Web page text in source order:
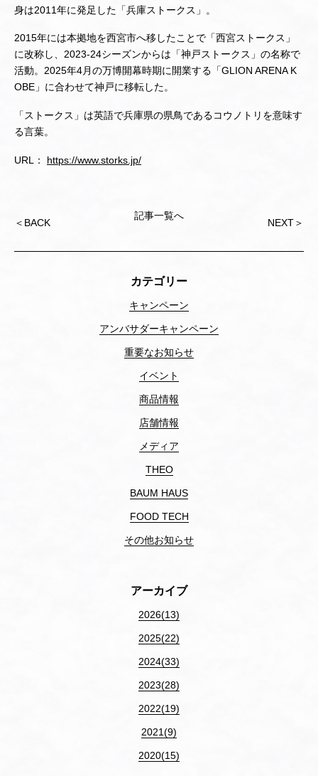
身は2011年に発足した「兵庫ストークス」。
2015年には本拠地を西宮市へ移したことで「西宮ストークス」
に改称し、2023-24シーズンからは「神戸ストークス」の名称で
活動。2025年4月の万博開幕時期に開業する「GLION ARENA K
OBE」に合わせて神戸に移転した。
「ストークス」は英語で兵庫県の県鳥であるコウノトリを意味す
る言葉。
URL： https://www.storks.jp/
記事一覧へ
投
ナ
＜ BACK NEXT＞
カテゴリー
キャンペーン
アンバサダーキャンペーン
重要なお知らせ
イベント
商品情報
店舗情報
メディア
THEO
BAUM HAUS
FOOD TECH
その他お知らせ
アーカイブ
2026(13)
2025(22)
2024(33)
2023(28)
2022(19)
2021(9)
2020(15)